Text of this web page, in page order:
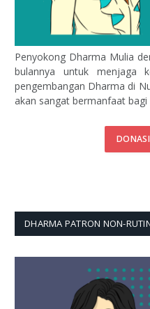
Penyokong Dharma Mulia
bulannya untuk menjaga
pengembangan Dharma di
akan sangat bermanfaat
DHARMA PATRON NON-